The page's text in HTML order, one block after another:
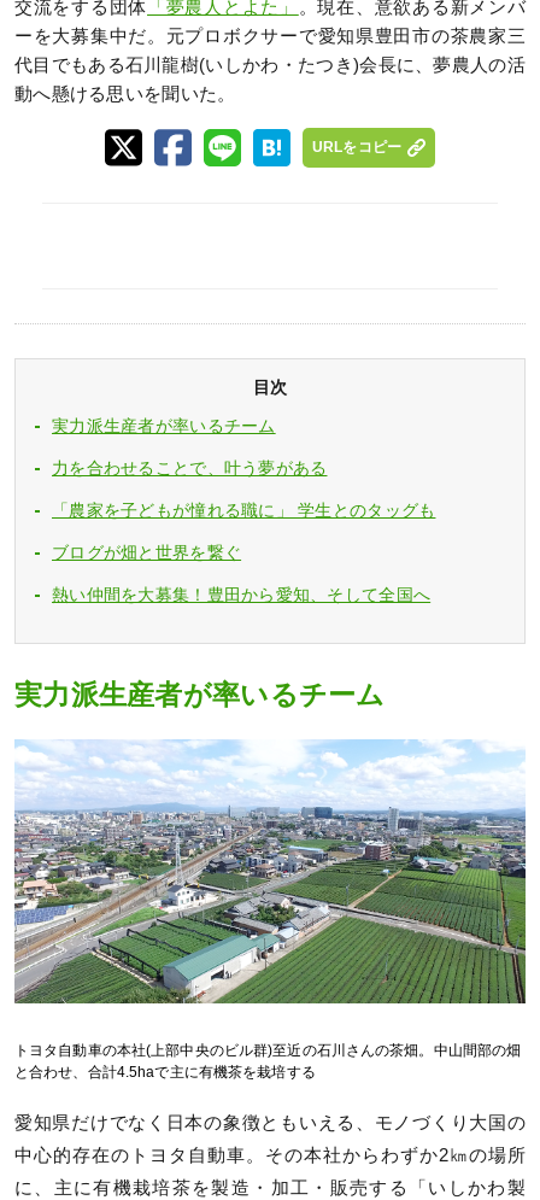
交流をする団体 「夢農人とよた」
。現在、意欲ある新メンバ
ーを大募集中だ。元プロボクサーで愛知県豊田市の茶農家三
代目でもある石川龍樹(いしかわ・たつき)会長に、夢農人の活
動へ懸ける思いを聞いた。
URLをコピー
目次
実力派生産者が率いるチーム
力を合わせることで、叶う夢がある
「農家を子どもが憧れる職に」 学生とのタッグも
ブログが畑と世界を繋ぐ
熱い仲間を大募集！豊田から愛知、そして全国へ
実力派生産者が率いるチーム
トヨタ⾃動⾞の本社(上部中央のビル群)⾄近の⽯川さんの茶畑。中⼭間部の畑
と合わせ、合計4.5haで主に有機茶を栽培する
愛知県だけでなく日本の象徴ともいえる、モノづくり大国の
中心的存在のトヨタ自動車。その本社からわずか2㎞の場所
に、主に有機栽培茶を製造・加工・販売する「いしかわ製